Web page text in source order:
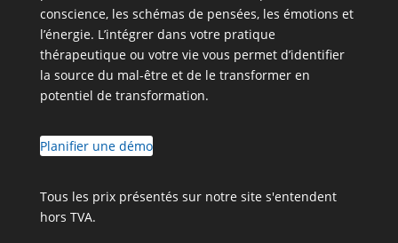
conscience, les schémas de pensées, les émotions et
l’énergie. L’intégrer dans votre pratique
thérapeutique ou votre vie vous permet d’identifier
la source du mal-être et de le transformer en
potentiel de transformation.
Planifier une démo
Tous les prix présentés sur notre site s'entendent
hors TVA.